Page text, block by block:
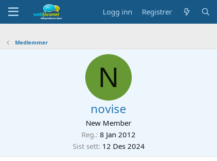
Logg inn Registrer
Medlemmer
N
novise
New Member
Reg. 8 Jan 2012
Sist sett 12 Des 2024